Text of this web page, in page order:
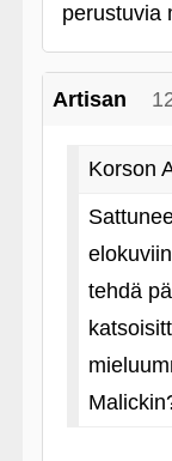
perustuvia
Artisan
Korson
tehdä